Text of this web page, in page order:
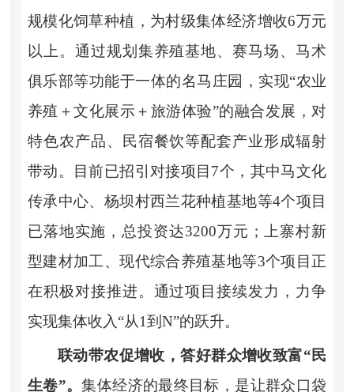
规模化饲草种植，为村级集体经济增收6万元
以上。通过规划集养殖基地、赛马场、马术
俱乐部等功能于一体的名马庄园，实现“农业
养殖＋文化展示＋旅游体验”的融合发展，对
特色农产品、民宿餐饮等配套产业形成辐射
带动。目前已招引对接项目7个，其中马文化
传承中心、杨坝村西兰花种植基地等4个项目
已落地实施，总投资达3200万元；上寨村新
型建材加工、现代综合养殖基地等3个项目正
在积极对接推进。通过项目接续发力，力争
实现集体收入“从1到N”的跃升。
联动带农促增收，答好群众增收致富“民
生卷”。集体经济的最终目标，是让群众口袋